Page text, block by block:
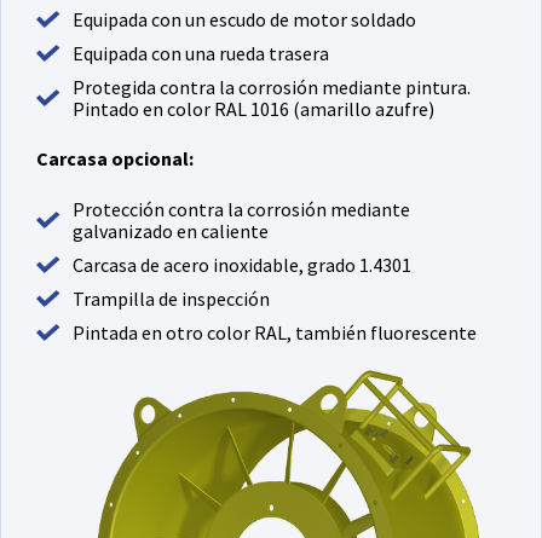
Equipada con un escudo de motor soldado
Equipada con una rueda trasera
Protegida contra la corrosión mediante pintura.
Pintado en color RAL 1016 (amarillo azufre)
Carcasa opcional:
Protección contra la corrosión mediante
galvanizado en caliente
Carcasa de acero inoxidable, grado 1.4301
Trampilla de inspección
Pintada en otro color RAL, también fluorescente